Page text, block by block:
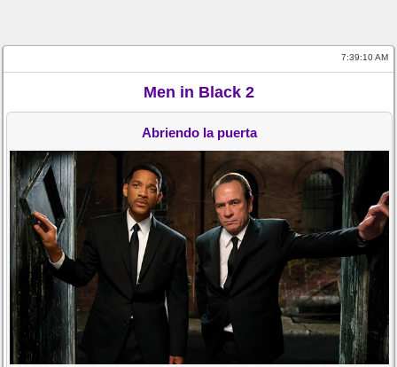
7:39:10 AM
Men in Black 2
Abriendo la puerta